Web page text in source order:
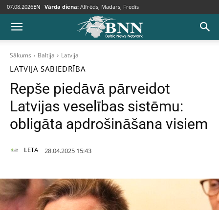
07.08.2026EN Vārda diena: Alfrēds, Madars, Fredis
Sākums Baltija Latvija
LATVIJA SABIEDRĪBA
Repše piedāvā pārveidot
Latvijas veselības sistēmu:
obligāta apdrošināšana visiem
LETA 28.04.2025 15:43